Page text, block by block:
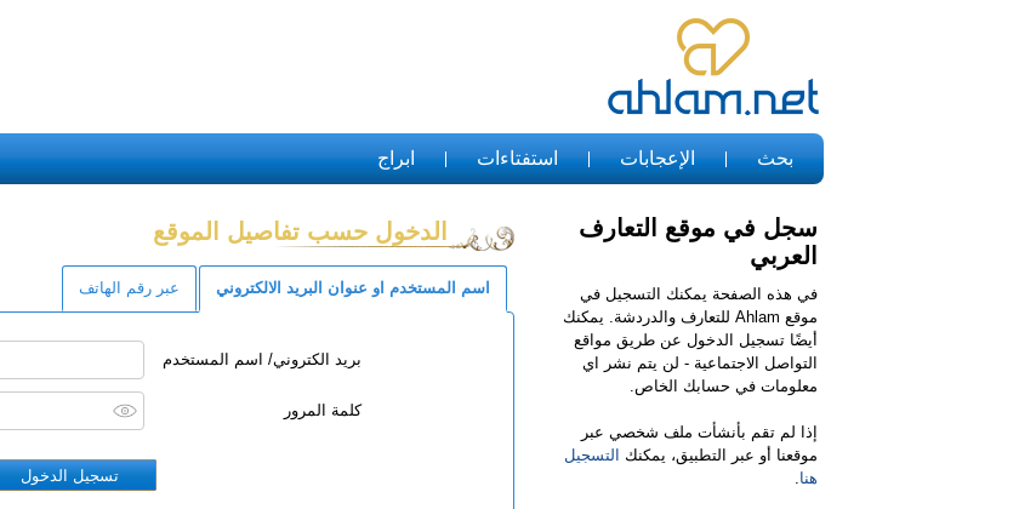
بحث الإعجابات استفتاءات ابراج
سجل في موقع التعارف
العربي
في هذه الصفحة يمكنك التسجيل في
موقع Ahlam للتعارف والدردشة. يمكنك
أيضًا تسجيل الدخول عن طريق مواقع
التواصل الاجتماعية - لن يتم نشر اي
معلومات في حسابك الخاص.
إذا لم تقم بأنشأت ملف شخصي عبر
موقعنا أو عبر التطبيق، يمكنك
التسجيل
هنا.
الدخول حسب تفاصيل الموقع
اسم المستخدم او عنوان البريد الالكتروني عبر رقم الهاتف
بريد الكتروني/ اسم المستخدم
كلمة المرور